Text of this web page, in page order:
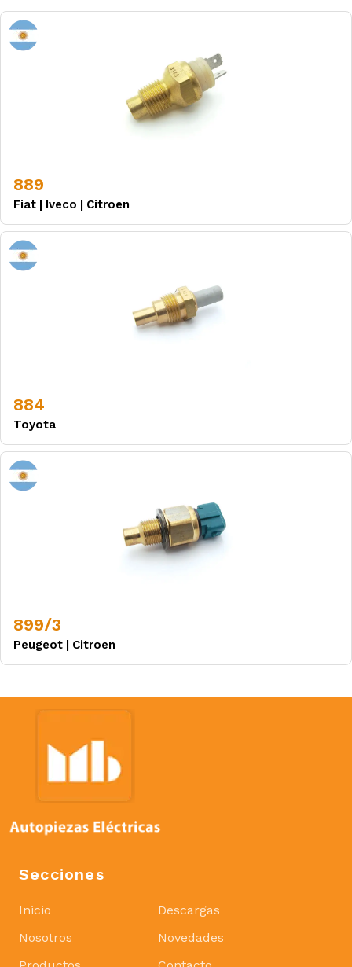
889
Fiat | Iveco | Citroen
884
Toyota
899/3
Peugeot | Citroen
Secciones
Inicio
Nosotros
Descargas
Novedades